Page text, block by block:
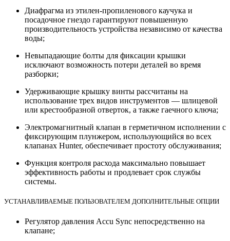
Диафрагма из этилен-пропиленового каучука и
посадочное гнездо гарантируют повышенную
производительность устройства независимо от качества
воды;
Невыпадающие болты для фиксации крышки
исключают возможность потери деталей во время
разборки;
Удерживающие крышку винты рассчитаны на
использование трех видов инструментов — шлицевой
или крестообразной отверток, а также гаечного ключа;
Электромагнитный клапан в герметичном исполнении с
фиксирующим плунжером, использующийся во всех
клапанах Hunter, обеспечивает простоту обслуживания;
Функция контроля расхода максимально повышает
эффективность работы и продлевает срок службы
системы.
УСТАНАВЛИВАЕМЫЕ ПОЛЬЗОВАТЕЛЕМ ДОПОЛНИТЕЛЬНЫЕ ОПЦИИ
Регулятор давления Accu Sync непосредственно на
клапане;